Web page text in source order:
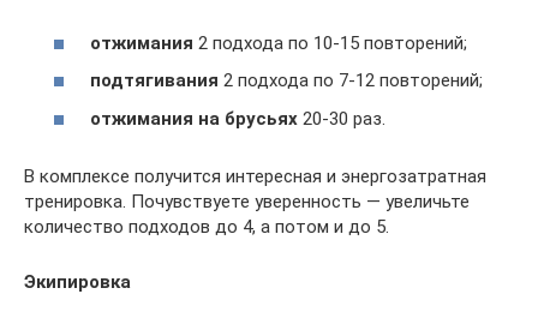
отжимания 2 подхода по 10-15 повторений;
подтягивания 2 подхода по 7-12 повторений;
отжимания на брусьях 20-30 раз.
В комплексе получится интересная и энергозатратная
тренировка. Почувствуете уверенность — увеличьте
количество подходов до 4, а потом и до 5.
Экипировка